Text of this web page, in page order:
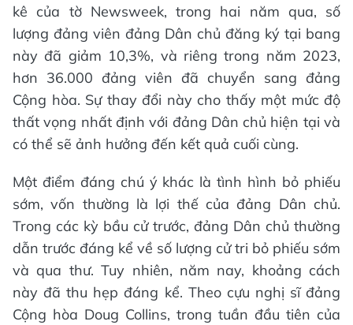
kê của tờ Newsweek, trong hai năm qua, số
lượng đảng viên đảng Dân chủ đăng ký tại bang
này đã giảm 10,3%, và riêng trong năm 2023,
hơn 36.000 đảng viên đã chuyển sang đảng
Cộng hòa. Sự thay đổi này cho thấy một mức độ
thất vọng nhất định với đảng Dân chủ hiện tại và
có thể sẽ ảnh hưởng đến kết quả cuối cùng.
Một điểm đáng chú ý khác là tình hình bỏ phiếu
sớm, vốn thường là lợi thế của đảng Dân chủ.
Trong các kỳ bầu cử trước, đảng Dân chủ thường
dẫn trước đáng kể về số lượng cử tri bỏ phiếu sớm
và qua thư. Tuy nhiên, năm nay, khoảng cách
này đã thu hẹp đáng kể. Theo cựu nghị sĩ đảng
Cộng hòa Doug Collins, trong tuần đầu tiên của